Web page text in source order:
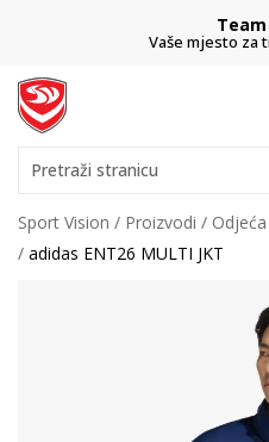
Vaše mjesto za
Pretraži stranicu
Sport Vision Proizvodi Odjeća
adidas ENT26 MULTI JKT